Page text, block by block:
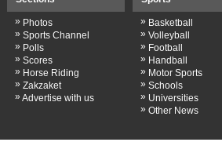
» Photos
» Sports Channel
» Polls
» Scores
» Horse Riding
» Zakzaket
» Advertise with us
» Basketball
» Volleyball
» Football
» Handball
» Motor Sports
» Schools
» Universities
» Other News